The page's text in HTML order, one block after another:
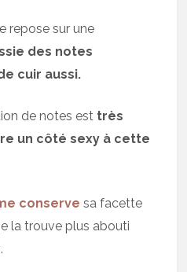
repose sur une
des notes
cuir aussi.
de notes est très
un côté sexy à cette
conserve sa facette
la trouve plus abouti